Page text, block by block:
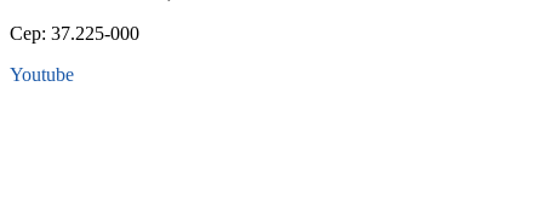
Cep: 37.225-000
Youtube